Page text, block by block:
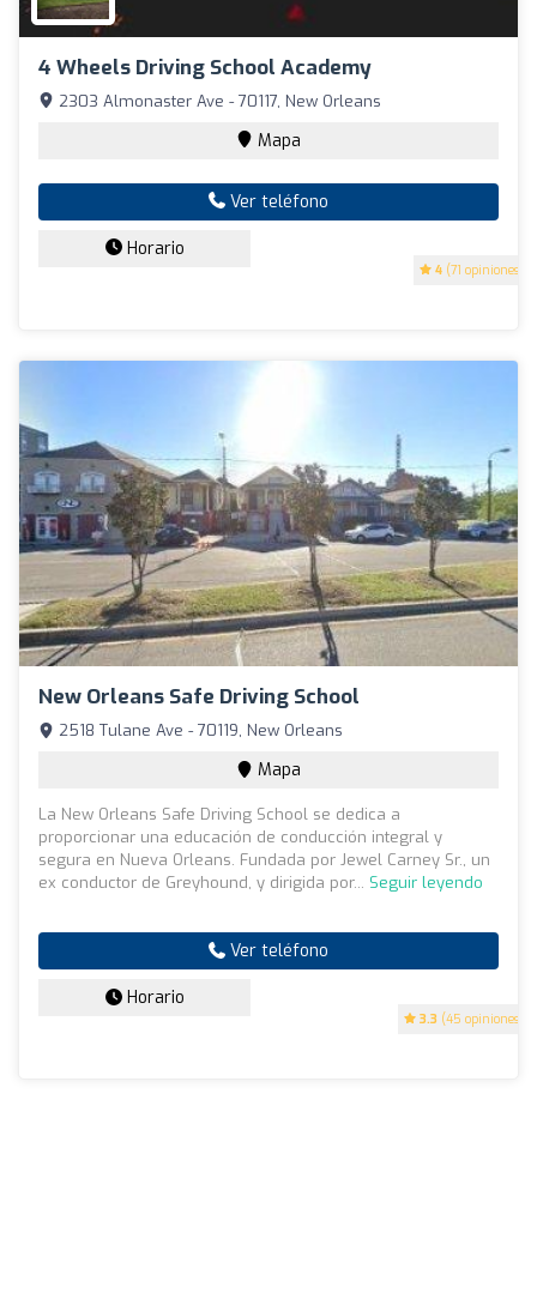
4 Wheels Driving School Academy
4 (71 opiniones)
2303 Almonaster Ave - 70117, New Orleans
Mapa
Ver teléfono
Horario
New Orleans Safe Driving School
3.3 (45 opiniones)
2518 Tulane Ave - 70119, New Orleans
Mapa
La New Orleans Safe Driving School se dedica a
proporcionar una educación de conducción integral y
segura en Nueva Orleans. Fundada por Jewel Carney Sr., un
ex conductor de Greyhound, y dirigida por... Seguir leyendo
Ver teléfono
Horario